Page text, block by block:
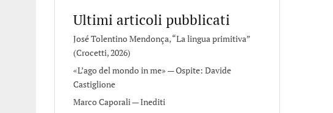
Ultimi articoli pubblicati
José Tolentino Mendonça, “La lingua primitiva”
(Crocetti, 2026)
«L’ago del mondo in me» — Ospite: Davide
Castiglione
Marco Caporali — Inediti